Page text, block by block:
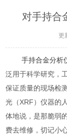
对手持合
更
手持合金分析
泛用于科学研究，
保证质量的现场检
光（XRF）仪器的
体地说，是那脆弱
费去维修，切记小